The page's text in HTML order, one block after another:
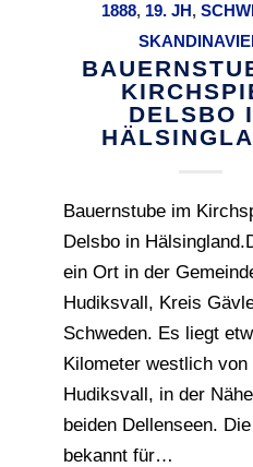
1888, 19. JH,
DELSBO
Bauernstube im
Delsbo in
ein Ort in der
Hudiksvall, Kreis
Schweden. Es liegt
Kilometer westlich von
Hudiksvall, in der
beiden Dellenseen.
bekannt für…